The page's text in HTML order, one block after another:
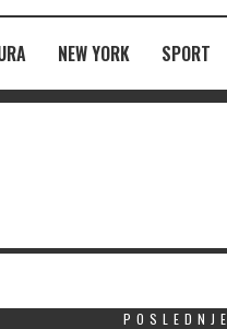
NEW YORK SPORT
POSLEDNJE